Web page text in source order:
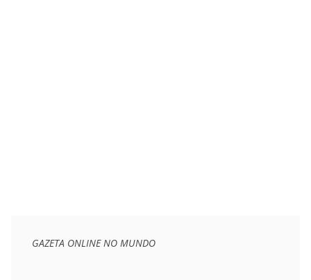
GAZETA ONLINE NO MUNDO